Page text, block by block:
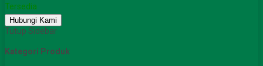
Tersedia
Hubungi Kami
Tutup Sidebar
Kategori Produk